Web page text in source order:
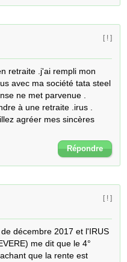
[ ! ]
retraite .j'ai rempli mon
avec ma société tata steel
ne met parvenue .
à une retraite .irus .
agréer mes sincères
Répondre
[ ! ]
décembre 2017 et l'IRUS
me dit que le 4°
que la rente est